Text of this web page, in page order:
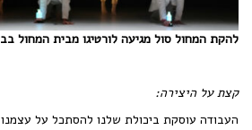
להקת המחול סול מגיעה לורטיגו מבית המחול
קצת על היצירה:
העבודה עוסקת ביכולת שלנו להסתכל על עצמנו